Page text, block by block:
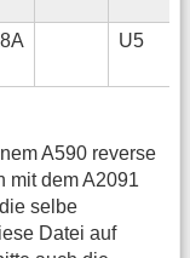
U5
A590 reverse
mit dem A2091
selbe
Datei auf